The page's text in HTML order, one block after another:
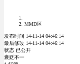
MMD区
发布时间 14-11-14 04:46:14
最后修改 14-11-14 04:46:14
状态 已公开
褒贬不一